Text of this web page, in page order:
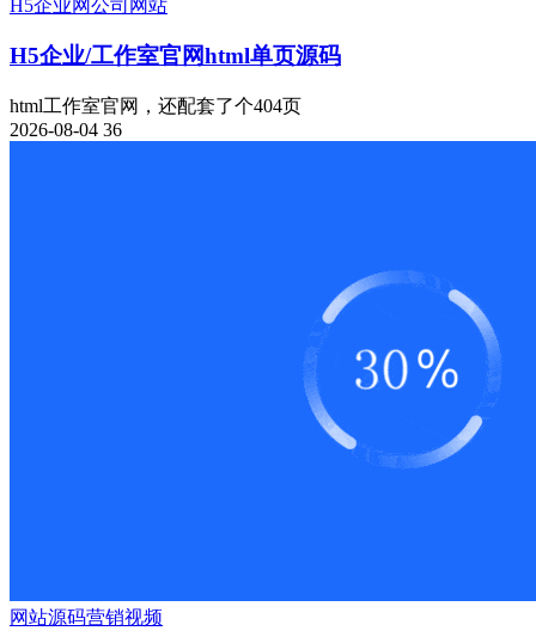
H5企业网公司网站
H5企业/工作室官网html单页源码
html工作室官网，还配套了个404页
2026-08-04 36
网站源码营销视频